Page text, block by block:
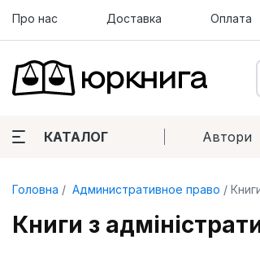
Про нас Доставка Оплата
КАТАЛОГ Автори
Головна Административное право
Книги з